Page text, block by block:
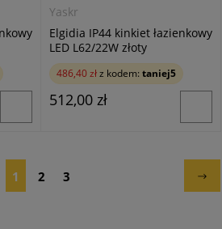
Yaskr
Elgidia IP44 kinkiet łazienkowy
LED L62/22W złoty
486,40 złz kodem: taniej5
512,00 zł
1 2 3